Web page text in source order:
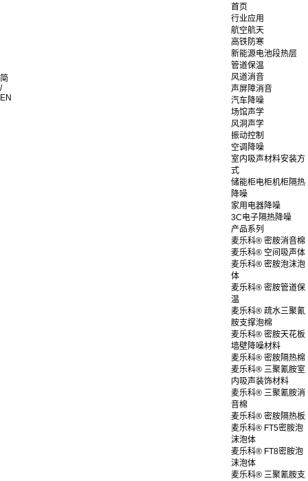
简
/
EN
首页
行业应用
航空航天
高铁防寒
新能源电池段热层
管道保温
风道消音
声屏障消音
汽车降噪
场馆声学
风洞声学
振动控制
空调降噪
室内吸声材料安装方
式
储能柜电柜机柜隔热
降噪
家用电器降噪
3C电子隔热降噪
产品系列
麦乐科® 密胺消音棉
麦乐科® 空间吸声体
麦乐科® 密胺泡沫泡
体
麦乐科® 密胺管道保
温
麦乐科® 疏水三聚氰
胺支撑泡棉
麦乐科® 密胺天花板
墙壁降噪材料
麦乐科® 密胺隔热棉
麦乐科® 三聚氰胺室
内吸声装饰材料
麦乐科® 三聚氰胺消
音棉
麦乐科® 密胺隔热板
麦乐科® FT5密胺泡
沫泡体
麦乐科® FT8密胺泡
沫泡体
麦乐科® 三聚氰胺支